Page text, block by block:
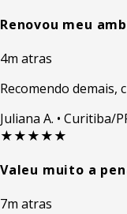
Renovou meu
4m atras
Recomendo demais,
Juliana A. • Curitiba/
★★★★★
Valeu muito a
7m atras